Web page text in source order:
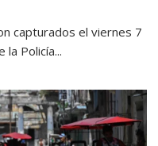
capturados el viernes 7
Policía...